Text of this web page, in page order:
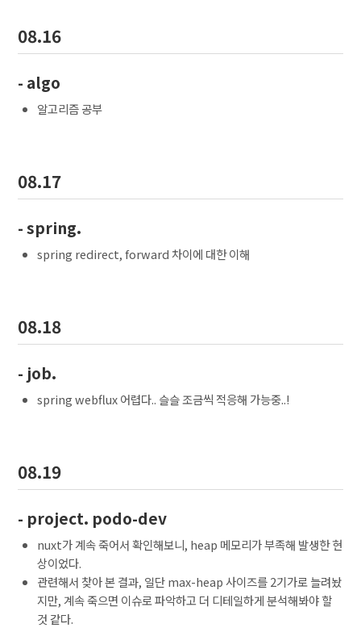
08.16
- algo
알고리즘 공부
08.17
- spring.
spring redirect, forward 차이에 대한 이해
08.18
- job.
spring webflux 어렵다.. 슬슬 조금씩 적응해 가능중..!
08.19
- project. podo-dev
nuxt가 계속 죽어서 확인해보니, heap 메모리가 부족해 발생한 현
상이었다.
관련해서 찾아 본 결과, 일단 max-heap 사이즈를 2기가로 늘려놨
지만, 계속 죽으면 이슈로 파악하고 더 디테일하게 분석해봐야 할
것 같다.